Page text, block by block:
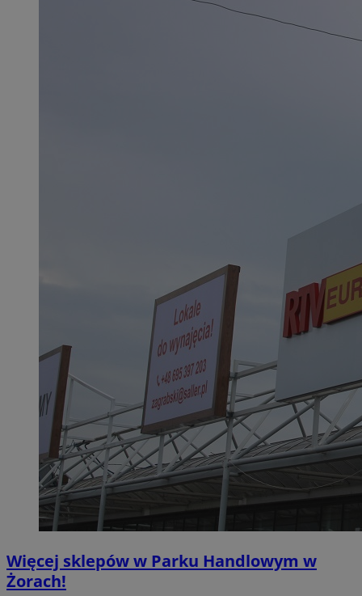
Więcej sklepów w Parku Handlowym w
Żorach!